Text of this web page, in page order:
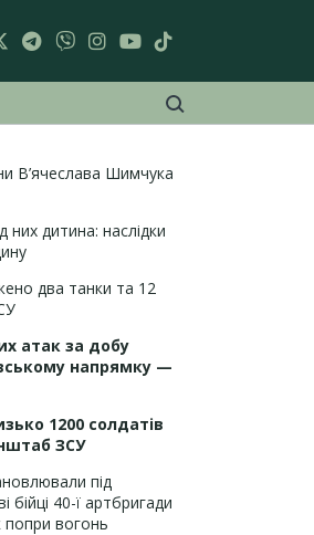
В’ячеслава Шимчука
них дитина: наслідки
два танки та 12
атак за добу
напрямку —
1200 солдатів
ЗСУ
під
бійці 40-ї артбригади
попри вогонь